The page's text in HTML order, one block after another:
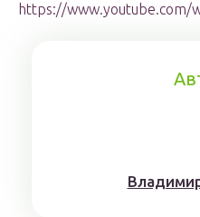
https://www.youtube.com/